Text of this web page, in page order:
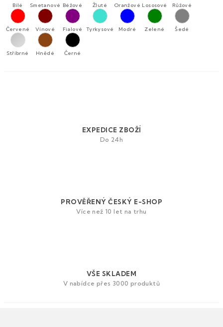
Bílé Smetanové Béžové Žluté Oranžové Lososové Růžové
Červené Vínové Fialové Tyrkysové Modré Zelené Šedé
Stříbrné Hnědé Černé
EXPEDICE ZBOŽÍ
Do 24h
PROVĚŘENÝ ČESKÝ E-SHOP
Více než 10 let na trhu
VŠE SKLADEM
V nabídce přes 3000 produktů